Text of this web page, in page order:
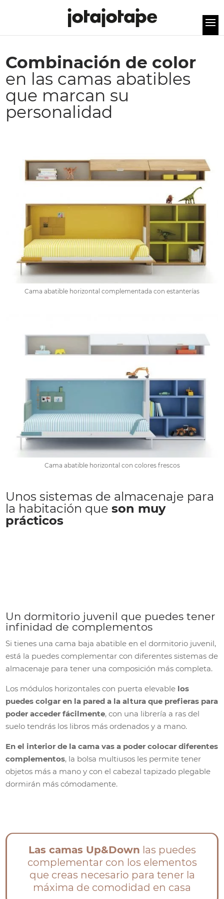
Combinación de color
en las camas abatibles
que marcan su
personalidad
Cama abatible horizontal complementada con estanterías
Cama abatible horizontal con colores frescos
Unos sistemas de almacenaje para
la habitación queson muy
prácticos
Un dormitorio juvenil que puedes tener
infinidad de complementos
Si tienes una cama baja abatible en el dormitorio juvenil,
está la puedes complementar con diferentes sistemas de
almacenaje para tener una composición más completa.
Los módulos horizontales con puerta elevable los
puedes colgar en la pared a la altura que prefieras para
poder acceder fácilmente, con una librería a ras del
suelo tendrás los libros más ordenados y a mano.
En el interior de la cama vas a poder colocar diferentes
complementos, la bolsa multiusos les permite tener
objetos más a mano y con el cabezal tapizado plegable
dormirán más cómodamente.
Las camas Up&Down las puedes
complementar con los elementos
que creas necesario para tener la
máxima de comodidad en casa